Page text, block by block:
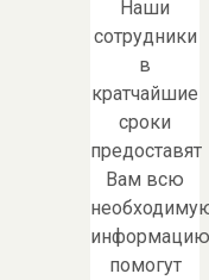
Наши
сотрудники
в
кратчайшие
сроки
предоставят
Вам всю
помогут